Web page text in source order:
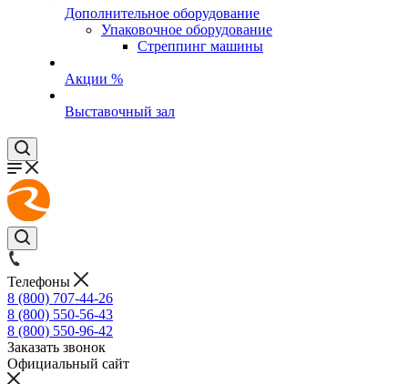
Дополнительное оборудование
Упаковочное оборудование
Стреппинг машины
Акции %
Выставочный зал
Телефоны
8 (800) 707-44-26
8 (800) 550-56-43
8 (800) 550-96-42
Заказать звонок
Официальный сайт